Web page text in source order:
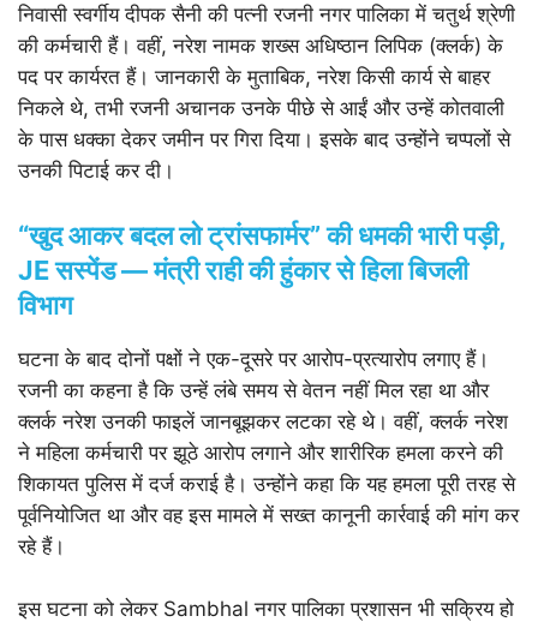
निवासी स्वर्गीय दीपक सैनी की पत्नी रजनी नगर पालिका में चतुर्थ श्रेणी
की कर्मचारी हैं। वहीं, नरेश नामक शख्स अधिष्ठान लिपिक (क्लर्क) के
पद पर कार्यरत हैं। जानकारी के मुताबिक, नरेश किसी कार्य से बाहर
निकले थे, तभी रजनी अचानक उनके पीछे से आईं और उन्हें कोतवाली
के पास धक्का देकर जमीन पर गिरा दिया। इसके बाद उन्होंने चप्पलों से
उनकी पिटाई कर दी।
“खुद आकर बदल लो ट्रांसफार्मर” की धमकी भारी पड़ी,
JE सस्पेंड — मंत्री राही की हुंकार से हिला बिजली
विभाग
घटना के बाद दोनों पक्षों ने एक-दूसरे पर आरोप-प्रत्यारोप लगाए हैं।
रजनी का कहना है कि उन्हें लंबे समय से वेतन नहीं मिल रहा था और
क्लर्क नरेश उनकी फाइलें जानबूझकर लटका रहे थे। वहीं, क्लर्क नरेश
ने महिला कर्मचारी पर झूठे आरोप लगाने और शारीरिक हमला करने की
शिकायत पुलिस में दर्ज कराई है। उन्होंने कहा कि यह हमला पूरी तरह से
पूर्वनियोजित था और वह इस मामले में सख्त कानूनी कार्रवाई की मांग कर
रहे हैं।
इस घटना को लेकर Sambhal नगर पालिका प्रशासन भी सक्रिय हो